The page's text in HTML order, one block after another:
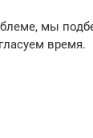
мы
время.